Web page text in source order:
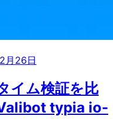
月26日
イム検証を比
typia io-